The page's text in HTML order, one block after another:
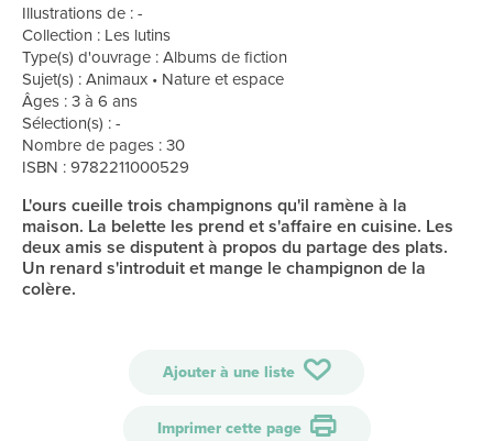
Illustrations de : -
Collection : Les lutins
Type(s) d'ouvrage : Albums de fiction
Sujet(s) : Animaux • Nature et espace
Âges : 3 à 6 ans
Sélection(s) : -
Nombre de pages : 30
ISBN : 9782211000529
L'ours cueille trois champignons qu'il ramène à la
maison. La belette les prend et s'affaire en cuisine. Les
deux amis se disputent à propos du partage des plats.
Un renard s'introduit et mange le champignon de la
colère.
Ajouter à une liste
Imprimer cette page